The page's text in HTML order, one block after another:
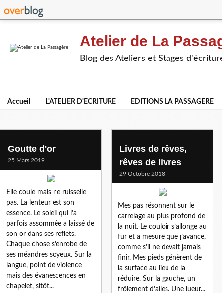
Atelier de La
Blog des Ateliers et Stages
Accueil L'ATELIER D'ECRITURE EDITIONS LA PASSAGERE
textes de l'atelier
Goutte d'or
25 Mars 2019
Elle coule mais ne ruisselle
pas. La lenteur est son
essence. Le soleil qui l’a
parfois assommée a laissé de
son or dans ses reflets.
Chaque chose s’enrobe de
ses méandres soyeux. Sur la
langue, point de violence
mais des évanescences en
chapelet, sitôt...
Livres de rêves,
rêves de livres
29 Octobre 2018
Mes pas résonnent sur le
carrelage au plus profond de
la nuit. Le couloir s’allonge au
fur et à mesure que j’avance,
comme s’il ne devait jamais
finir. Mes pieds génèrent de
la surface au lieu de la
réduire. Sur la gauche, un
frôlement d’ailes. Une lueur...